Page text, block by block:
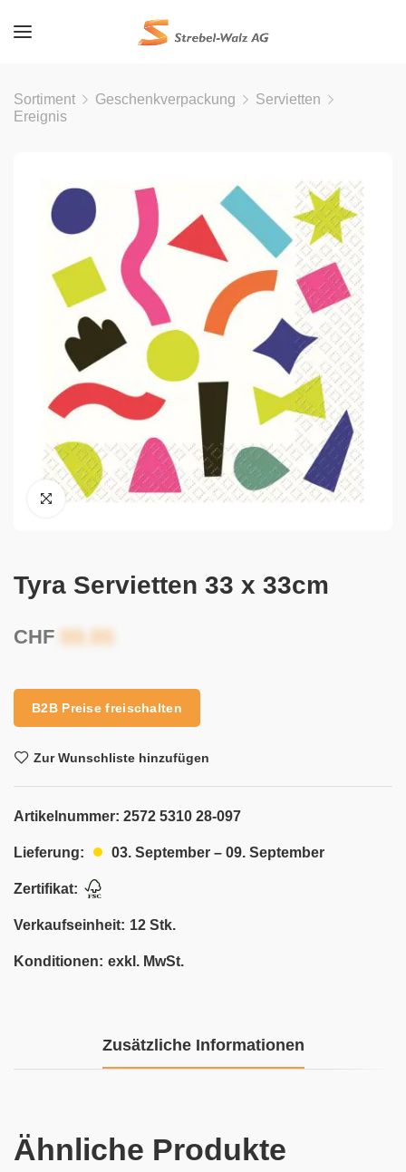
Sortiment Geschenkverpackung
Servietten
Ereignis
Tyra Servietten 33 x 33cm
CHF
B2B Preise freischalten
Zur Wunschliste hinzufügen
Artikelnummer: 2572 5310 28-097
Lieferung: 03. September – 09. September
Zertifikat:
Verkaufseinheit: 12 Stk.
Konditionen: exkl. MwSt.
Zusätzliche Informationen
Ähnliche Produkte